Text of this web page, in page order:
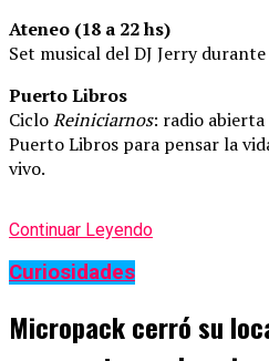
Ateneo (18 a 22 hs)
Set musical del DJ Jerry
Puerto Libros
CicloReiniciarnos: radio abierta
Puerto Libros para pensar la
vivo.
Continuar Leyendo
Curiosidades
Micropack cerró su